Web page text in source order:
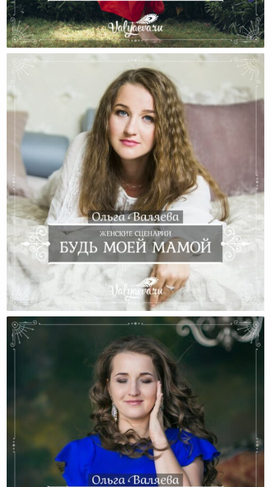
История Марафона
Женские Сценарии. Будь Моей Мамой.